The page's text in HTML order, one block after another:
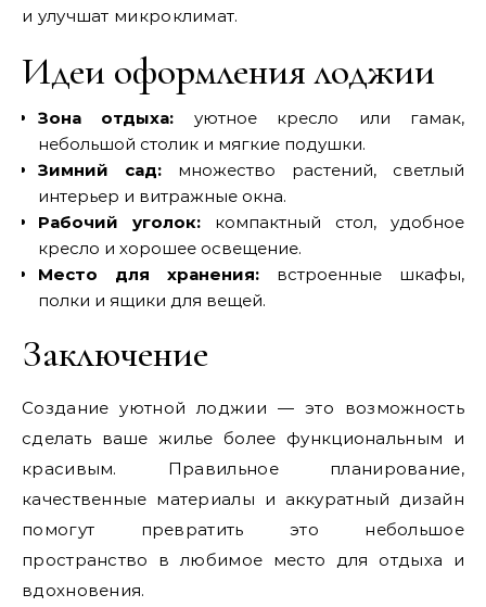
и улучшат микроклимат.
Идеи оформления лоджии
Зона отдыха: уютное кресло или гамак,
небольшой столик и мягкие подушки.
Зимний сад: множество растений, светлый
интерьер и витражные окна.
Рабочий уголок: компактный стол, удобное
кресло и хорошее освещение.
Место для хранения: встроенные шкафы,
полки и ящики для вещей.
Заключение
Создание уютной лоджии — это возможность
сделать ваше жилье более функциональным и
красивым. Правильное планирование,
качественные материалы и аккуратный дизайн
помогут превратить это небольшое
пространство в любимое место для отдыха и
вдохновения.